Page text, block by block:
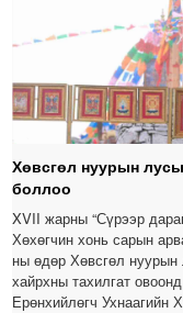
Хөвсгөл нуурын
боллоо
XVII жарны “Сүрээр
Хөхөгчин хонь сарын
ны өдөр Хөвсгөл нуурын
хайрхны тахилгат
Ерөнхийлөгч Ухнаагийн